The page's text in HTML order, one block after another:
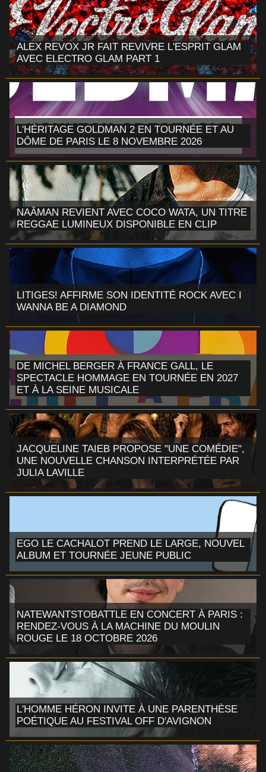
ALEX REVOX JR FAIT REVIVRE L'ESPRIT GLAM
AVEC ELECTRO GLAM PART 1
L'HÉRITAGE GOLDMAN 2 EN TOURNÉE ET AU
DÔME DE PARIS LE 8 NOVEMBRE 2026
NAÂMAN REVIENT AVEC COCO WATA, UN TITRE
REGGAE LUMINEUX DISPONIBLE EN CLIP
LITIGES! AFFIRME SON IDENTITÉ ROCK AVEC I
WANNA BE A DIAMOND
DE MICHEL BERGER À FRANCE GALL, LE
SPECTACLE HOMMAGE EN TOURNÉE EN 2027
ET À LA SEINE MUSICALE
JACQUELINE TAIEB PROPOSE "UNE COMÉDIE",
UNE NOUVELLE CHANSON INTERPRÉTÉE PAR
JULIA LAVILLE
EGO LE CACHALOT PREND LE LARGE, NOUVEL
ALBUM ET TOURNÉE JEUNE PUBLIC
NATEWANTSTOBATTLE EN CONCERT À PARIS :
RENDEZ-VOUS À LA MACHINE DU MOULIN
ROUGE LE 18 OCTOBRE 2026
L'HOMME HÉRON INVITE À UNE PARENTHÈSE
POÉTIQUE AU FESTIVAL OFF D'AVIGNON